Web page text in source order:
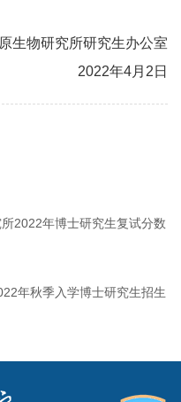
生物研究所研究生办公室
2022年4月2日
2022年博士研究生复试分数
年秋季入学博士研究生招生